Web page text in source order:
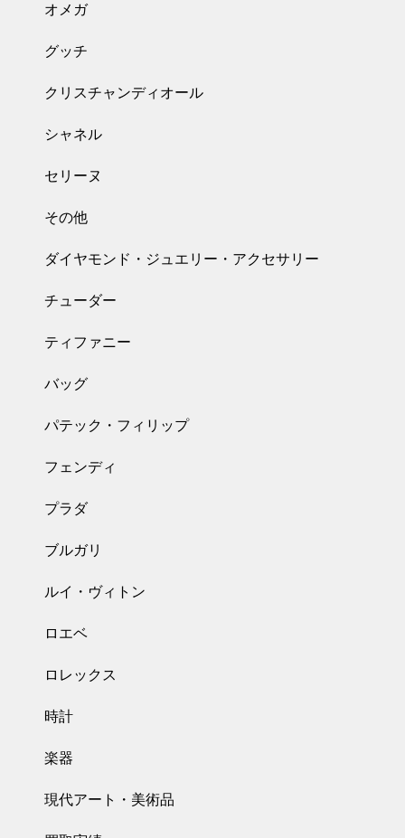
オメガ
グッチ
クリスチャンディオール
シャネル
セリーヌ
その他
ダイヤモンド・ジュエリー・アクセサリー
チューダー
ティファニー
バッグ
パテック・フィリップ
フェンディ
プラダ
ブルガリ
ルイ・ヴィトン
ロエベ
ロレックス
時計
楽器
現代アート・美術品